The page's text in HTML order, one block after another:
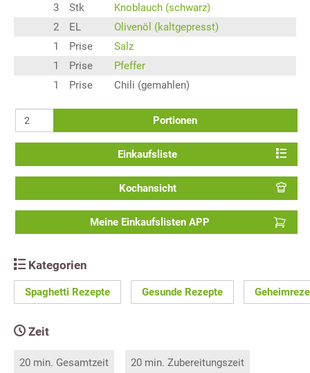
3
Stk
Knoblauch (schwarz)
2
EL
Olivenöl (kaltgepresst)
1
Prise
Salz
1
Prise
Pfeffer
1
Prise Chili (gemahlen)
Portionen
Einkaufsliste
Kochansicht
Meine Einkaufslisten APP
Kategorien
Spaghetti Rezepte Gesunde Rezepte
Zeit
20 min. Gesamtzeit 20 min. Zubereitungszeit